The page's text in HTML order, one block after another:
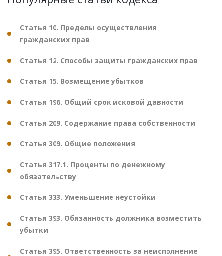
Статья 10. Пределы осуществления
гражданских прав
Статья 12. Способы защиты гражданских прав
Статья 15. Возмещение убытков
Статья 196. Общий срок исковой давности
Статья 209. Содержание права собственности
Статья 309. Общие положения
Статья 317.1. Проценты по денежному
обязательству
Статья 333. Уменьшение неустойки
Статья 393. Обязанность должника возместить
убытки
Статья 395. Ответственность за неисполнение